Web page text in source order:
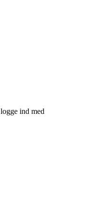
ind med